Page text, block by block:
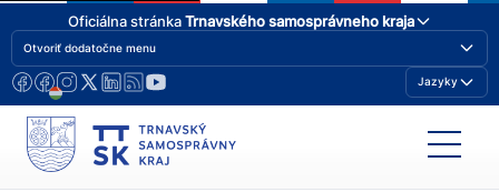
Oficiálna stránkaTrnavského samosprávneho kraja
Otvoriť dodatočne menu
Jazyky